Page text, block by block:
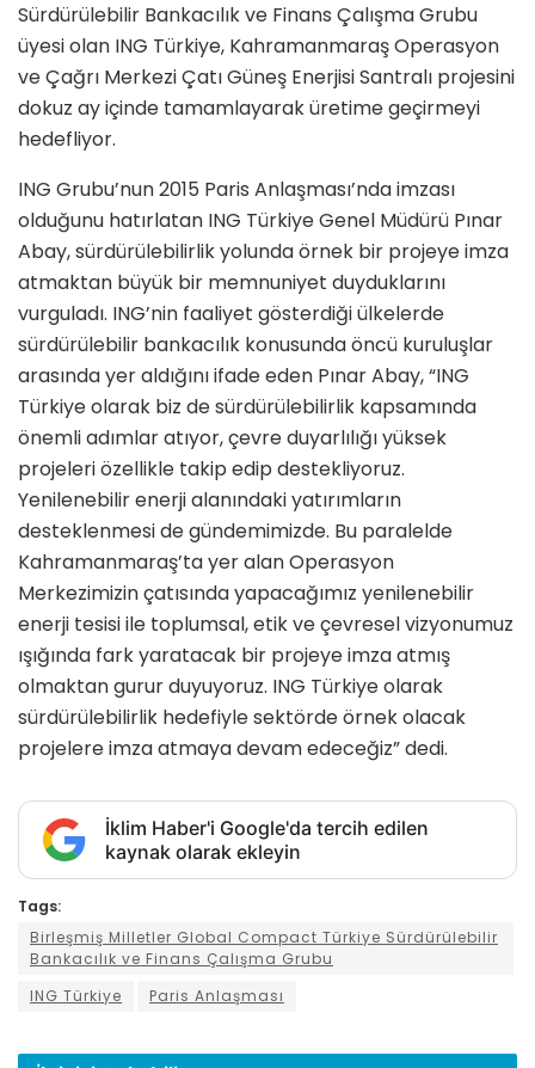
Sürdürülebilir Bankacılık ve Finans Çalışma Grubu
üyesi olan ING Türkiye, Kahramanmaraş Operasyon
ve Çağrı Merkezi Çatı Güneş Enerjisi Santralı projesini
dokuz ay içinde tamamlayarak üretime geçirmeyi
hedefliyor.
ING Grubu’nun 2015 Paris Anlaşması’nda imzası
olduğunu hatırlatan ING Türkiye Genel Müdürü Pınar
Abay, sürdürülebilirlik yolunda örnek bir projeye imza
atmaktan büyük bir memnuniyet duyduklarını
vurguladı. ING’nin faaliyet gösterdiği ülkelerde
sürdürülebilir bankacılık konusunda öncü kuruluşlar
arasında yer aldığını ifade eden Pınar Abay, “ING
Türkiye olarak biz de sürdürülebilirlik kapsamında
önemli adımlar atıyor, çevre duyarlılığı yüksek
projeleri özellikle takip edip destekliyoruz.
Yenilenebilir enerji alanındaki yatırımların
desteklenmesi de gündemimizde. Bu paralelde
Kahramanmaraş’ta yer alan Operasyon
Merkezimizin çatısında yapacağımız yenilenebilir
enerji tesisi ile toplumsal, etik ve çevresel vizyonumuz
ışığında fark yaratacak bir projeye imza atmış
olmaktan gurur duyuyoruz. ING Türkiye olarak
sürdürülebilirlik hedefiyle sektörde örnek olacak
projelere imza atmaya devam edeceğiz” dedi.
İklim Haber'i Google'da tercih edilen
kaynak olarak ekleyin
Tags:
Birleşmiş Milletler Global Compact Türkiye Sürdürülebilir
Bankacılık ve Finans Çalışma Grubu
ING Türkiye
Paris Anlaşması